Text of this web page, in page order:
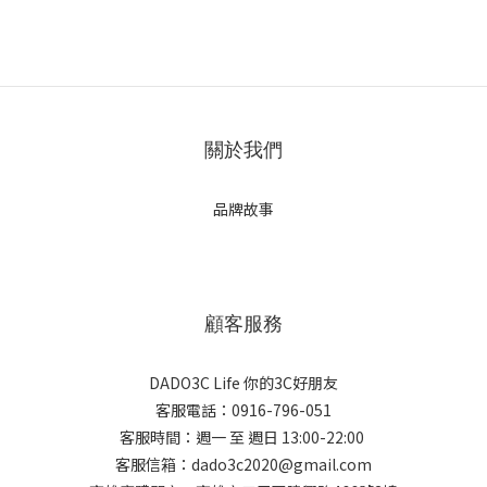
關於我們
品牌故事
顧客服務
DADO3C Life 你的3C好朋友
客服電話：0916-796-051
客服時間：週一 至 週日 13:00-22:00
客服信箱：dado3c2020@gmail.com